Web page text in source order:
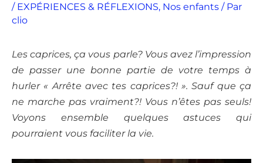
/ EXPÉRIENCES & RÉFLEXIONS, Nos enfants / Par
clio
Les caprices, ça vous parle? Vous avez l’impression
de passer une bonne partie de votre temps à
hurler « Arrête avec tes caprices?! ». Sauf que ça
ne marche pas vraiment?! Vous n’êtes pas seuls!
Voyons ensemble quelques astuces qui
pourraient vous faciliter la vie.